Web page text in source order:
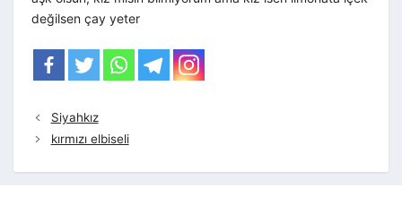
değilsen çay yeter
Siyahkız
kırmızı elbiseli